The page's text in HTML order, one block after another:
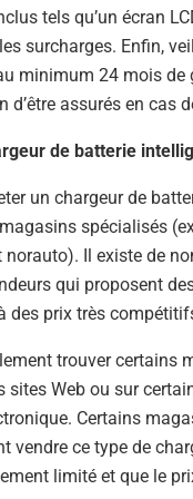
tels qu’un écran
surcharges. Enfin,
minimum 24 mois de
d’être assurés en cas
de batterie
un chargeur de
spécialisés
Il existe de
qui proposent
des prix très
trouver certains
sites Web ou sur
Certains
vendre ce type de
limité et que le